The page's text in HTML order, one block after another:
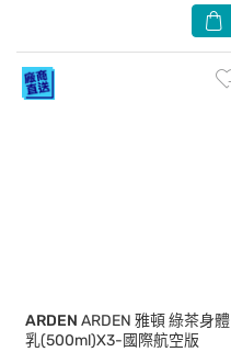
ARDEN ARDEN 雅頓 綠茶身體
乳(500ml)X3-國際航空版